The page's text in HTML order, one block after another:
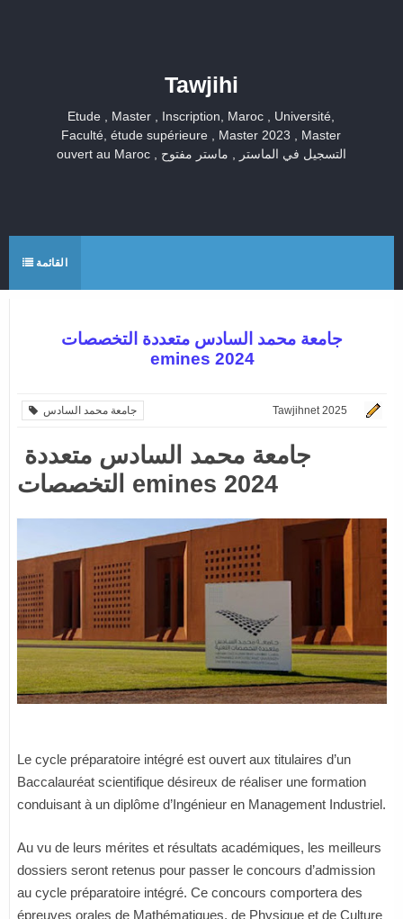
Tawjihi
Etude , Master , Inscription, Maroc , Université,
Faculté, étude supérieure , Master 2023 , Master
ouvert au Maroc , التسجيل في الماستر , ماستر مفتوح
القائمة
جامعة محمد السادس متعددة التخصصات
emines 2024
Tawjihnet 2025 جامعة محمد السادس
التخصصات emines 2024
Le cycle préparatoire intégré est ouvert aux titulaires d’un
Baccalauréat scientifique désireux de réaliser une formation
conduisant à un diplôme d’Ingénieur en Management Industriel.
Au vu de leurs mérites et résultats académiques, les meilleurs
dossiers seront retenus pour passer le concours d’admission
au cycle préparatoire intégré. Ce concours comportera des
épreuves orales de Mathématiques, de Physique et de Culture